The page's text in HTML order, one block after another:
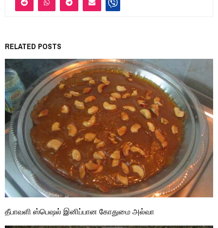
RELATED POSTS
தீபாவளி ஸ்பெஷல் இனிப்பான கோதுமை அல்வா